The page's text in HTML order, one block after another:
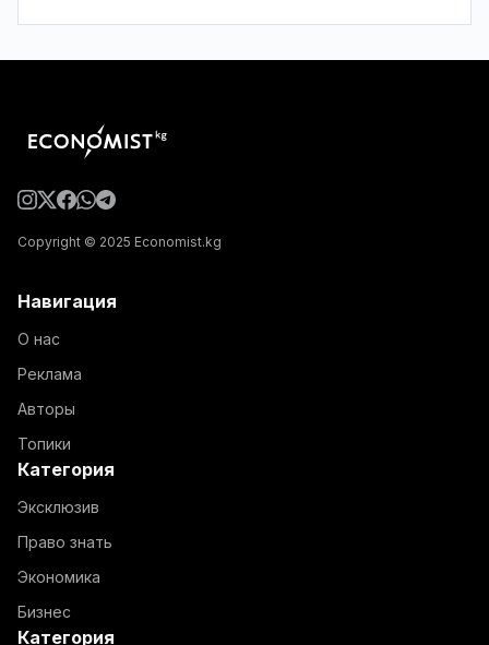
Copyright © 2025 Economist.kg
Навигация
О нас
Реклама
Авторы
Топики
Категория
Эксклюзив
Право знать
Экономика
Бизнес
Категория